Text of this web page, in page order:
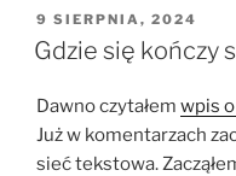
OPUBLIKOWANE
W
9 SIERPNIA, 2024
Gdzie się kończy
Dawno czytałem wpis
Już w komentarzach
sieć tekstowa.